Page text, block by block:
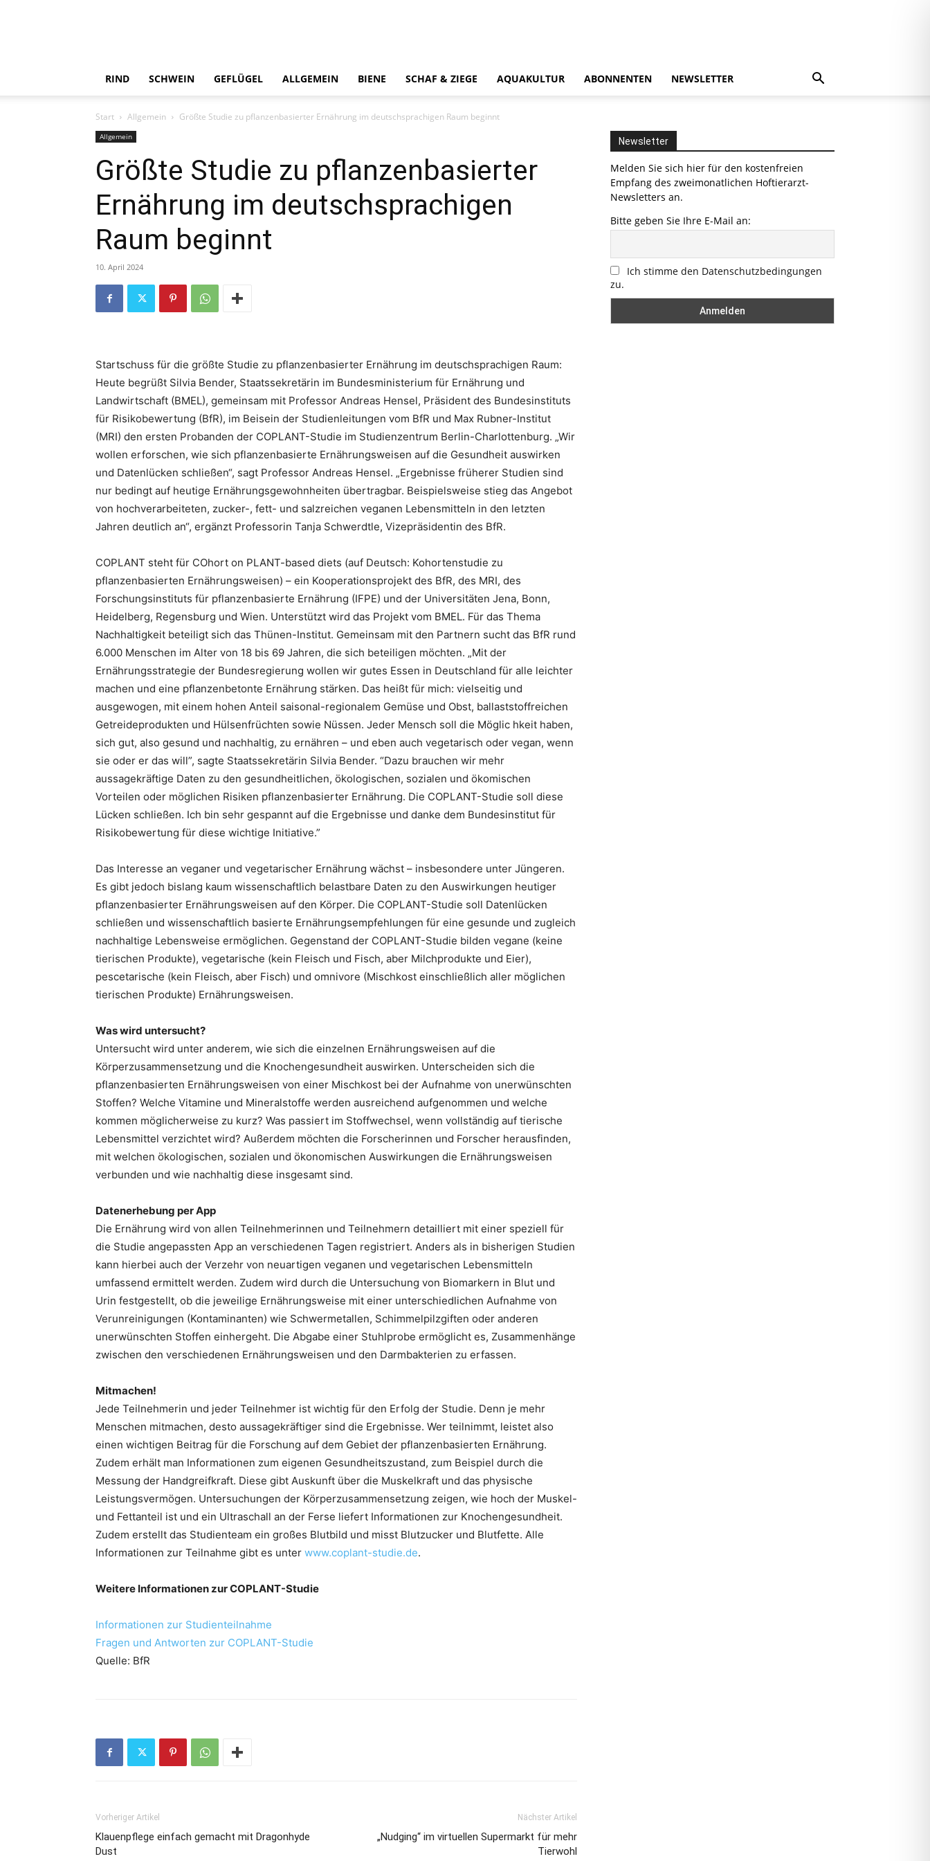
RIND SCHWEIN GEFLÜGEL ALLGEMEIN BIENE SCHAF & ZIEGE AQUAKULTUR ABONNENTEN NEWSLETTER
Start Allgemein Größte Studie zu pflanzenbasierter Ernährung im deutschsprachigen Raum beginnt
Allgemein
Größte Studie zu pflanzenbasierter
Ernährung im deutschsprachigen
Raum beginnt
10. April 2024
Startschuss für die größte Studie zu pflanzenbasierter Ernährung im deutschsprachigen Raum:
Heute begrüßt Silvia Bender, Staatssekretärin im Bundesministerium für Ernährung und
Landwirtschaft (BMEL), gemeinsam mit Professor Andreas Hensel, Präsident des Bundesinstituts
für Risikobewertung (BfR), im Beisein der Studienleitungen vom BfR und Max Rubner-Institut
(MRI) den ersten Probanden der COPLANT-Studie im Studienzentrum Berlin-Charlottenburg. „Wir
wollen erforschen, wie sich pflanzenbasierte Ernährungsweisen auf die Gesundheit auswirken
und Datenlücken schließen“, sagt Professor Andreas Hensel. „Ergebnisse früherer Studien sind
nur bedingt auf heutige Ernährungsgewohnheiten übertragbar. Beispielsweise stieg das Angebot
von hochverarbeiteten, zucker-, fett- und salzreichen veganen Lebensmitteln in den letzten
Jahren deutlich an“, ergänzt Professorin Tanja Schwerdtle, Vizepräsidentin des BfR.
COPLANT steht für COhort on PLANT-based diets (auf Deutsch: Kohortenstudie zu
pflanzenbasierten Ernährungsweisen) – ein Kooperationsprojekt des BfR, des MRI, des
Forschungsinstituts für pflanzenbasierte Ernährung (IFPE) und der Universitäten Jena, Bonn,
Heidelberg, Regensburg und Wien. Unterstützt wird das Projekt vom BMEL. Für das Thema
Nachhaltigkeit beteiligt sich das Thünen-Institut. Gemeinsam mit den Partnern sucht das BfR rund
6.000 Menschen im Alter von 18 bis 69 Jahren, die sich beteiligen möchten. „Mit der
Ernährungsstrategie der Bundesregierung wollen wir gutes Essen in Deutschland für alle leichter
machen und eine pflanzenbetonte Ernährung stärken. Das heißt für mich: vielseitig und
ausgewogen, mit einem hohen Anteil saisonal-regionalem Gemüse und Obst, ballaststoffreichen
Getreideprodukten und Hülsenfrüchten sowie Nüssen. Jeder Mensch soll die Möglic hkeit haben,
sich gut, also gesund und nachhaltig, zu ernähren – und eben auch vegetarisch oder vegan, wenn
sie oder er das will”, sagte Staatssekretärin Silvia Bender. “Dazu brauchen wir mehr
aussagekräftige Daten zu den gesundheitlichen, ökologischen, sozialen und ökomischen
Vorteilen oder möglichen Risiken pflanzenbasierter Ernährung. Die COPLANT-Studie soll diese
Lücken schließen. Ich bin sehr gespannt auf die Ergebnisse und danke dem Bundesinstitut für
Risikobewertung für diese wichtige Initiative.”
Das Interesse an veganer und vegetarischer Ernährung wächst – insbesondere unter Jüngeren.
Es gibt jedoch bislang kaum wissenschaftlich belastbare Daten zu den Auswirkungen heutiger
pflanzenbasierter Ernährungsweisen auf den Körper. Die COPLANT-Studie soll Datenlücken
schließen und wissenschaftlich basierte Ernährungsempfehlungen für eine gesunde und zugleich
nachhaltige Lebensweise ermöglichen. Gegenstand der COPLANT-Studie bilden vegane (keine
tierischen Produkte), vegetarische (kein Fleisch und Fisch, aber Milchprodukte und Eier),
pescetarische (kein Fleisch, aber Fisch) und omnivore (Mischkost einschließlich aller möglichen
tierischen Produkte) Ernährungsweisen.
Was wird untersucht?
Untersucht wird unter anderem, wie sich die einzelnen Ernährungsweisen auf die
Körperzusammensetzung und die Knochengesundheit auswirken. Unterscheiden sich die
pflanzenbasierten Ernährungsweisen von einer Mischkost bei der Aufnahme von unerwünschten
Stoffen? Welche Vitamine und Mineralstoffe werden ausreichend aufgenommen und welche
kommen möglicherweise zu kurz? Was passiert im Stoffwechsel, wenn vollständig auf tierische
Lebensmittel verzichtet wird? Außerdem möchten die Forscherinnen und Forscher herausfinden,
mit welchen ökologischen, sozialen und ökonomischen Auswirkungen die Ernährungsweisen
verbunden und wie nachhaltig diese insgesamt sind.
Datenerhebung per App
Die Ernährung wird von allen Teilnehmerinnen und Teilnehmern detailliert mit einer speziell für
die Studie angepassten App an verschiedenen Tagen registriert. Anders als in bisherigen Studien
kann hierbei auch der Verzehr von neuartigen veganen und vegetarischen Lebensmitteln
umfassend ermittelt werden. Zudem wird durch die Untersuchung von Biomarkern in Blut und
Urin festgestellt, ob die jeweilige Ernährungsweise mit einer unterschiedlichen Aufnahme von
Verunreinigungen (Kontaminanten) wie Schwermetallen, Schimmelpilzgiften oder anderen
unerwünschten Stoffen einhergeht. Die Abgabe einer Stuhlprobe ermöglicht es, Zusammenhänge
zwischen den verschiedenen Ernährungsweisen und den Darmbakterien zu erfassen.
Mitmachen!
Jede Teilnehmerin und jeder Teilnehmer ist wichtig für den Erfolg der Studie. Denn je mehr
Menschen mitmachen, desto aussagekräftiger sind die Ergebnisse. Wer teilnimmt, leistet also
einen wichtigen Beitrag für die Forschung auf dem Gebiet der pflanzenbasierten Ernährung.
Zudem erhält man Informationen zum eigenen Gesundheitszustand, zum Beispiel durch die
Messung der Handgreifkraft. Diese gibt Auskunft über die Muskelkraft und das physische
Leistungsvermögen. Untersuchungen der Körperzusammensetzung zeigen, wie hoch der Muskel-
und Fettanteil ist und ein Ultraschall an der Ferse liefert Informationen zur Knochengesundheit.
Zudem erstellt das Studienteam ein großes Blutbild und misst Blutzucker und Blutfette. Alle
Informationen zur Teilnahme gibt es unter www.coplant-studie.de.
Weitere Informationen zur COPLANT-Studie
Informationen zur Studienteilnahme
Fragen und Antworten zur COPLANT-Studie
Quelle: BfR
Vorheriger Artikel
Klauenpflege einfach gemacht mit Dragonhyde
Dust
Nächster Artikel
„Nudging“ im virtuellen Supermarkt für mehr
Tierwohl
Newsletter
Melden Sie sich hier für den kostenfreien
Empfang des zweimonatlichen Hoftierarzt-
Newsletters an.
Bitte geben Sie Ihre E-Mail an:
Ich stimme den Datenschutzbedingungen
zu.